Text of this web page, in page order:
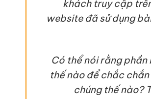
khách truy cập
website đã sử dụng
Có thể nói rằng
thế nào để chắc
chúng thế nào?